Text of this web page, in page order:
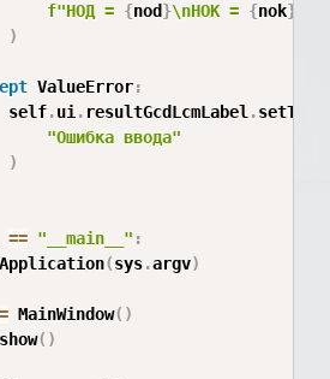
f"НОД = {nod}\nНОК = {nok}
)
ValueError:
self
.ui . resultGcdLcmLabel .setText
"Ошибка ввода"
)
== "__main__" :
(sys.argv)
= MainWindow( )
show( )